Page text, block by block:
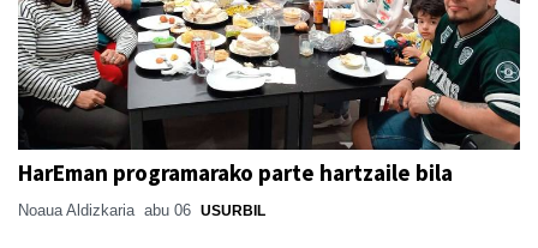
HarEman programarako parte hartzaile bila
Noaua Aldizkaria abu 06 USURBIL